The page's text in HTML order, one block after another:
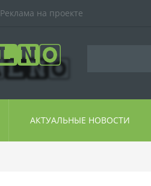
Реклама на проекте
АКТУАЛЬНЫЕ НОВОСТИ